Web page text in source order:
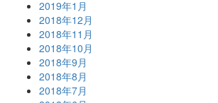
2019年1月
2018年12月
2018年11月
2018年10月
2018年9月
2018年8月
2018年7月